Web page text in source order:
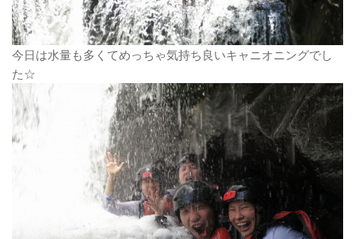
今日は水量も多くてめっちゃ気持ち良いキャニオニングでし
た☆